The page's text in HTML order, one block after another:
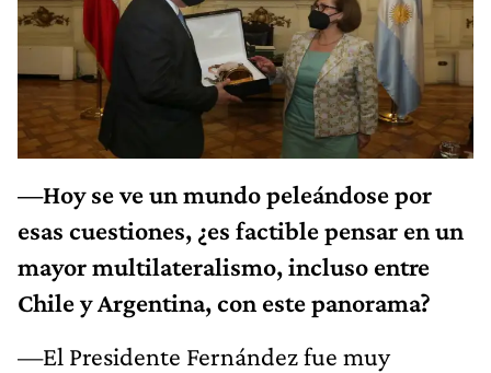
—Hoy se ve un mundo peleándose por
esas cuestiones, ¿es factible pensar en un
mayor multilateralismo, incluso entre
Chile y Argentina, con este panorama?
—El Presidente Fernández fue muy